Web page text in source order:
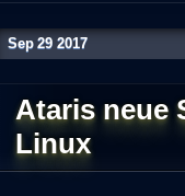
Sep 29 2017
Ataris neue
Linux